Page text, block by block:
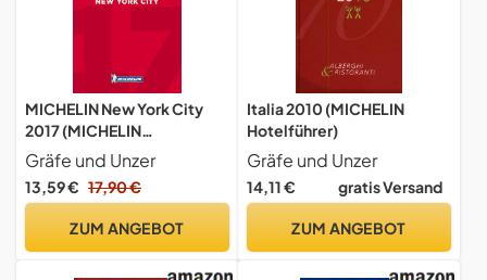
MICHELIN New York City
2017 (MICHELIN
Hotelführer)
Gräfe und Unzer
13,59 € 17,90 €
ZUM ANGEBOT
Italia 2010 (MICHELIN
Hotelführer)
Gräfe und Unzer
14,11 € gratis Versand
ZUM ANGEBOT